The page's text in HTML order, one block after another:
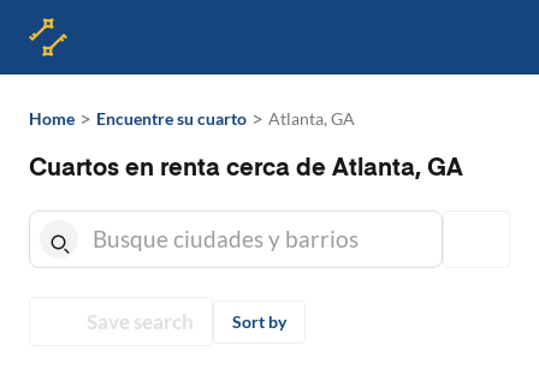
Home > Encuentre su cuarto > Atlanta, GA
Cuartos en renta cerca de Atlanta, GA
Save search Sort by